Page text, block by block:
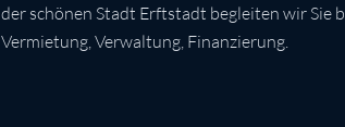
der schönen Stadt Erftstadt begleiten wir Sie
Vermietung, Verwaltung, Finanzierung.